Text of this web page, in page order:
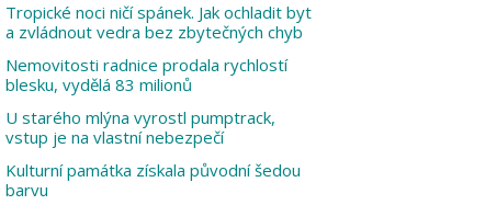
Tropické noci ničí spánek. Jak ochladit byt
a zvládnout vedra bez zbytečných chyb
Nemovitosti radnice prodala rychlostí
blesku, vydělá 83 milionů
U starého mlýna vyrostl pumptrack,
vstup je na vlastní nebezpečí
Kulturní památka získala původní šedou
barvu